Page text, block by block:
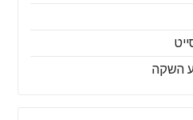
השקה